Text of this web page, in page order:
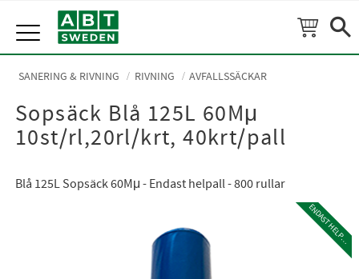
Meny
SANERING & RIVNING RIVNING AVFALLSSÄCKAR
Sopsäck Blå 125L 60Mμ
10st/rl,20rl/krt, 40krt/pall
Blå 125L Sopsäck 60Mμ - Endast helpall - 800 rullar
E
N
D
A
S
T
H
E
L
P
A
L
L